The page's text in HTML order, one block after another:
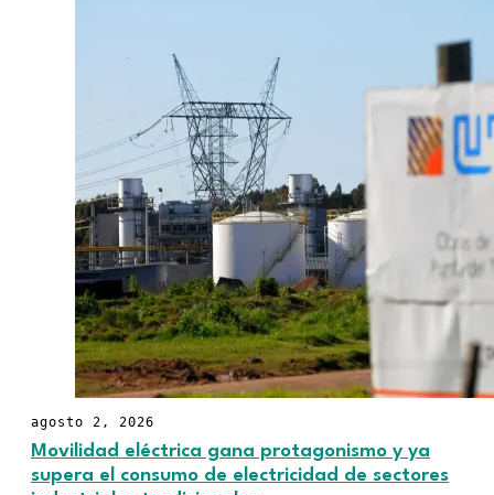
agosto 2, 2026
Movilidad eléctrica gana protagonismo y ya
supera el consumo de electricidad de sectores